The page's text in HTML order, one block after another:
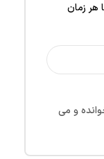
هر زمان
و می